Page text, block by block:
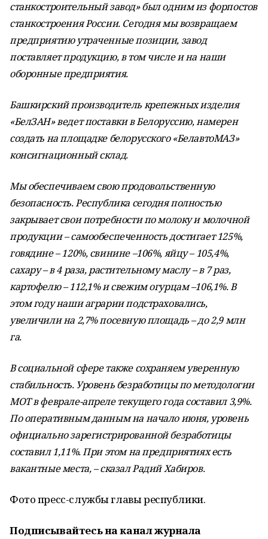
станкостроительный завод» был одним из форпостов
станкостроения России. Сегодня мы возвращаем
предприятию утраченные позиции, завод
поставляет продукцию, в том числе и на наши
оборонные предприятия.
Башкирский производитель крепежных изделия
«БелЗАН» ведет поставки в Белоруссию, намерен
создать на площадке белорусского «БелавтоМАЗ»
консигнационный склад.
Мы обеспечиваем свою продовольственную
безопасность. Республика сегодня полностью
закрывает свои потребности по молоку и молочной
продукции – самообеспеченность достигает 125%,
говядине – 120%, свинине –106%, яйцу – 105,4%,
сахару – в 4 раза, растительному маслу – в 7 раз,
картофелю – 112,1% и свежим огурцам –106,1%. В
этом году наши аграрии подстраховались,
увеличили на 2,7% посевную площадь – до 2,9 млн
га.
В социальной сфере также сохраняем уверенную
стабильность. Уровень безработицы по методологии
МОТ в феврале-апреле текущего года составил 3,9%.
По оперативным данным на начало июня, уровень
официально зарегистрированной безработицы
составил 1,11%. При этом на предприятиях есть
вакантные места, – сказал Радий Хабиров.
Фото пресс-службы главы республики.
Подписывайтесь на канал журнала